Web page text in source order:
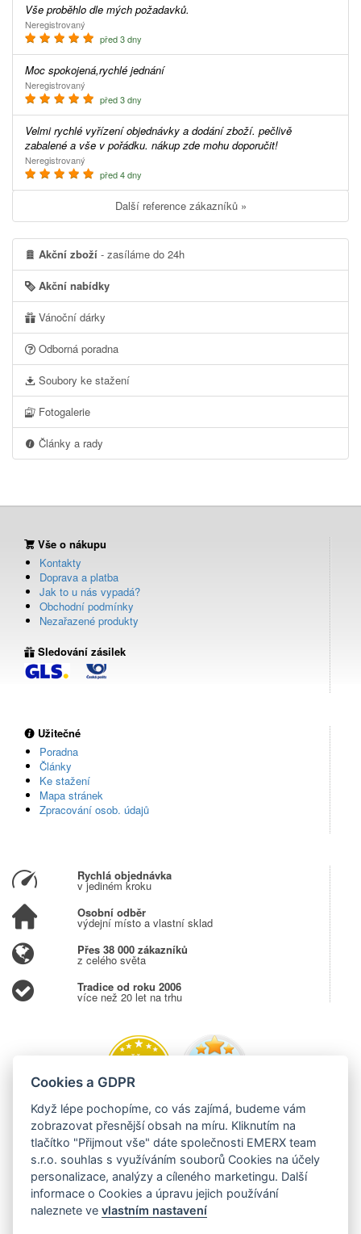
Vše proběhlo dle mých požadavků.
Neregistrovaný
před 3 dny
Moc spokojená,rychlé jednání
Neregistrovaný
před 3 dny
Velmi rychlé vyřízení objednávky a dodání zboží. pečlivě
zabalené a vše v pořádku. nákup zde mohu doporučit!
Neregistrovaný
před 4 dny
Další reference zákazníků »
Akční zboží - zasíláme do 24h
Akční nabídky
Vánoční dárky
Odborná poradna
Soubory ke stažení
Fotogalerie
Články a rady
Vše o nákupu
Kontakty
Doprava a platba
Jak to u nás vypadá?
Obchodní podmínky
Nezařazené produkty
Sledování zásilek
Užitečné
Poradna
Články
Ke stažení
Mapa stránek
Zpracování osob. údajů
Rychlá objednávka
v jediném kroku
Osobní odběr
výdejní místo a vlastní sklad
Přes 38 000 zákazníků
z celého světa
Tradice od roku 2006
více než 20 let na trhu
Cookies a GDPR
Když lépe pochopíme, co vás zajímá, budeme vám
zobrazovat přesnější obsah na míru. Kliknutím na
tlačítko "Přijmout vše" dáte společnosti EMERX team
s.r.o. souhlas s využíváním souborů Cookies na účely
personalizace, analýzy a cíleného marketingu. Další
informace o Cookies a úpravu jejich používání
naleznete vevlastním nastavení